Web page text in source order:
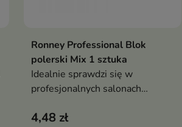
Dodaj do koszyka
Ronney Professional Blok
polerski Mix 1 sztuka
Idealnie sprawdzi się w
profesjonalnych salonach
domu
4,48 zł